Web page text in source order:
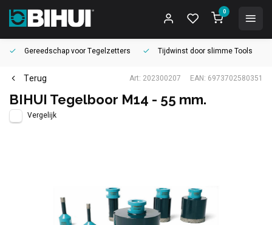
0
Gereedschap voorTegelzetters Tijdwinst door slimme Tools
Terug Art: 202300207 EAN: 6973702580351
BIHUI Tegelboor M14 - 55 mm.
Vergelijk